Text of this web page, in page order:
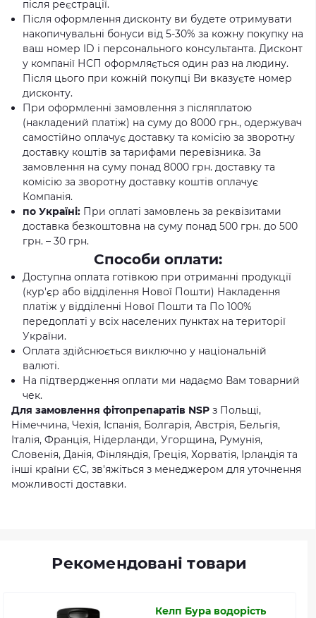
після реєстрації.
Після оформлення дисконту ви будете отримувати
накопичувальні бонуси від 5-30% за кожну покупку на
ваш номер ID і персонального консультанта. Дисконт
у компанії НСП оформляється один раз на людину.
Після цього при кожній покупці Ви вказуєте номер
дисконту.
При оформленні замовлення з післяплатою
(накладений платіж) на суму до 8000 грн., одержувач
самостійно оплачує доставку та комісію за зворотну
доставку коштів за тарифами перевізника. За
замовлення на суму понад 8000 грн. доставку та
комісію за зворотну доставку коштів оплачує
Компанія.
по Україні: При оплаті замовлень за реквізитами
доставка безкоштовна на суму понад 500 грн. до 500
грн. – 30 грн.
Способи оплати:
Доступна оплата готівкою при отриманні продукції
(кур'єр або відділення Нової Пошти) Накладення
платіж у відділенні Нової Пошти та По 100%
передоплаті у всіх населених пунктах на території
України.
Оплата здійснюється виключно у національній
валюті.
На підтвердження оплати ми надаємо Вам товарний
чек.
Для замовлення фітопрепаратів NSP з Польщі,
Німеччина, Чехія, Іспанія, Болгарія, Австрія, Бельгія,
Італія, Франція, Нідерланди, Угорщина, Румунія,
Словенія, Данія, Фінляндія, Греція, Хорватія, Ірландія та
інші країни ЄС, зв'яжіться з менеджером для уточнення
можливості доставки.
Рекомендовані товари
Келп Бура водорість